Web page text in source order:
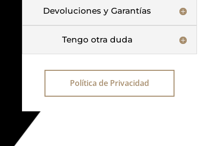
Devoluciones y Garantías
Tengo otra duda
Política de Privacidad